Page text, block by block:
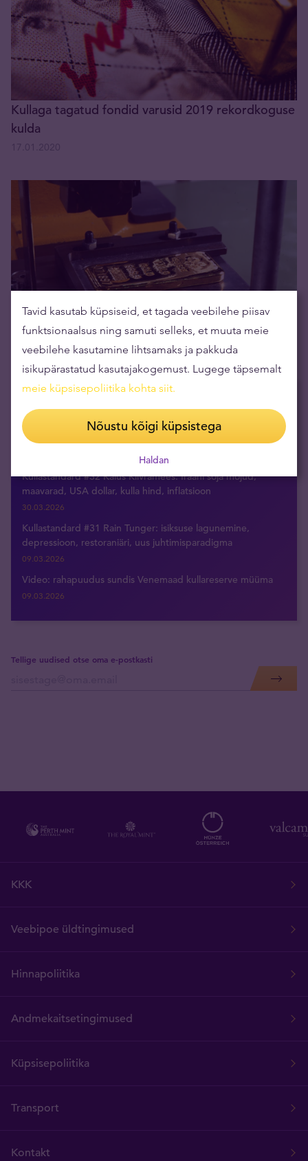
Kullaga tagatud fondid varusid 2019 rekordkoguse
kulda
Äripäev: Kuidas kulda investeerida?
29.11.2017
Uusimad videod
Video: Ameeriklaste sõja kaks varjatud eesmärki
Kullastandard #32 Kaius Kiivramees: Iraani sõja mõjud,
maavarad, USA dollar, kulla hind, inflatsioon
30.03.2026
Kullastandard #31 Rain Tunger: isiksuse lagunemine,
depressioon, restoraniäri, uus juhtimisparadigma
09.03.2026
Video: rahapuudus sundis Venemaad kullareserve müüma
09.03.2026
Tellige uudised otse oma e-postkasti
KKK
Veebipoe üldtingimused
Hinnapoliitika
Andmekaitsetingimused
Küpsisepoliitika
Transport
Kontakt
Tavid kasutab küpsiseid, et tagada veebilehe piisav
funktsionaalsus ning samuti selleks, et muuta meie
veebilehe kasutamine lihtsamaks ja pakkuda
isikupärastatud kasutajakogemust. Lugege täpsemalt
meie küpsisepoliitika kohta siit.
Nõustu kõigi küpsistega
Haldan